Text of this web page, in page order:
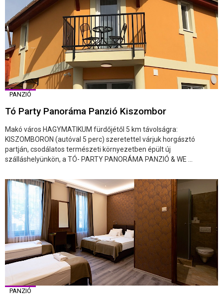
PANZIÓ
Tó Party Panoráma Panzió Kiszombor
Makó város HAGYMATIKUM fürdőjétől 5 km távolságra:
KISZOMBORON (autóval 5 perc) szeretettel várjuk horgásztó
partján, csodálatos természeti környezetben épült új
szálláshelyünkön, a TÓ- PARTY PANORÁMA PANZIÓ & WE ...
PANZIÓ